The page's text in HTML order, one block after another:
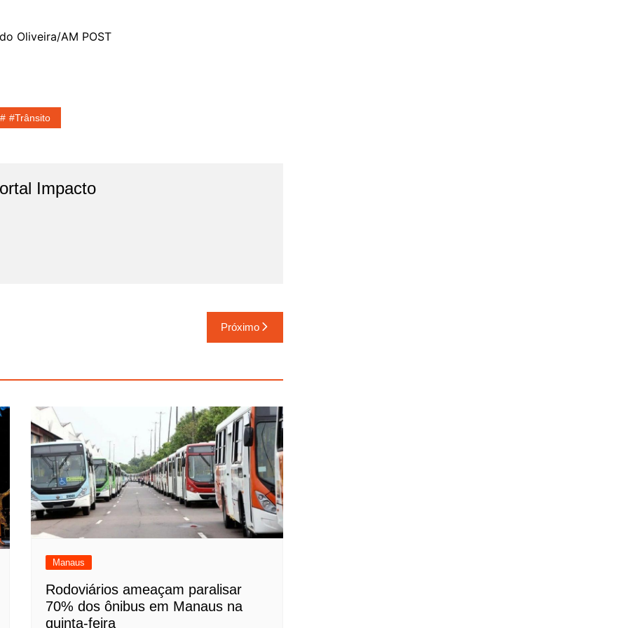
Oliveira/AM POST
#Trânsito
Impacto
Próximo
Manaus
Rodoviários ameaçam paralisar
70% dos ônibus em Manaus na
quinta-feira